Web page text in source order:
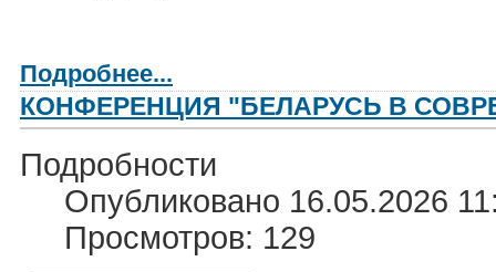
Подробнее...
КОНФЕРЕНЦИЯ "БЕЛАРУСЬ В
Подробности
Опубликовано 16.05.2026
Просмотров: 129